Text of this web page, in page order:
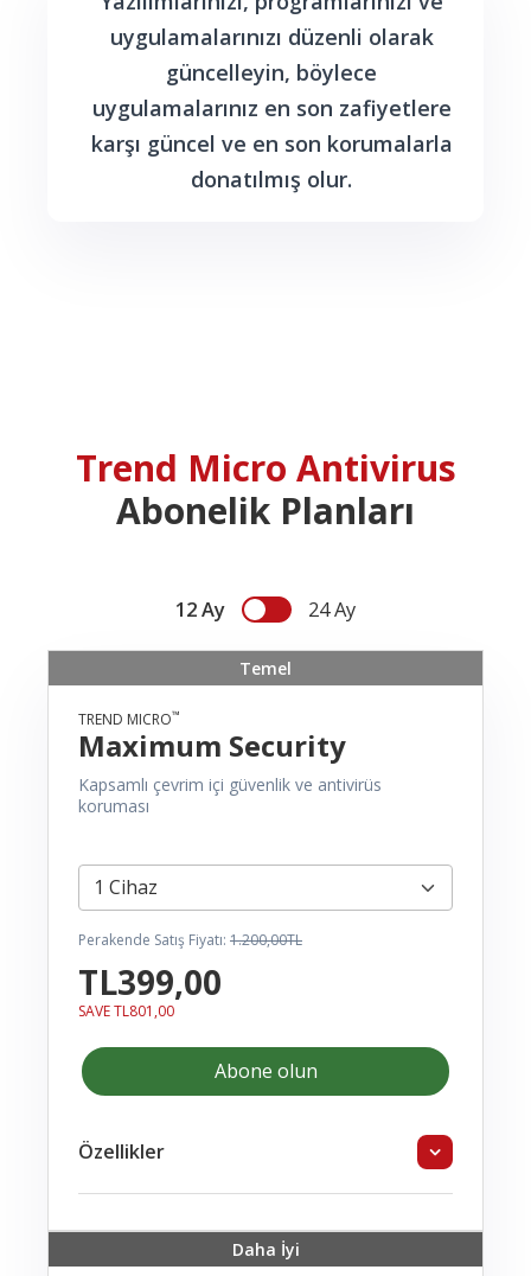
uygulamalarınızı düzenli olarak
güncelleyin, böylece
uygulamalarınız en son zafiyetlere
karşı güncel ve en son korumalarla
donatılmış olur.
Trend Micro Antivirus
Abonelik Planları
12 Ay 24 Ay
Temel
TREND MICRO™
Maximum Security
Kapsamlı çevrim içi güvenlik ve antivirüs
koruması
Perakende Satış Fiyatı: 1.200,00TL
TL399,00
SAVE TL801,00
Abone olun
Özellikler
Daha İyi